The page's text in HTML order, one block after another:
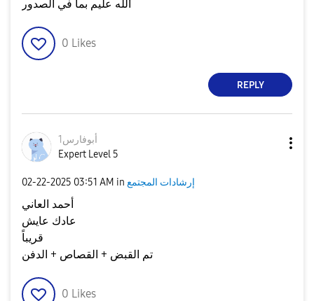
الله عليم بما في الصدور
0 Likes
REPLY
أبوفارس1
Expert Level 5
‎02-22-2025 03:51 AM in إرشادات المجتمع
أحمد العاني
عادك عايش
قريباً
تم القبض + القصاص + الدفن
0 Likes